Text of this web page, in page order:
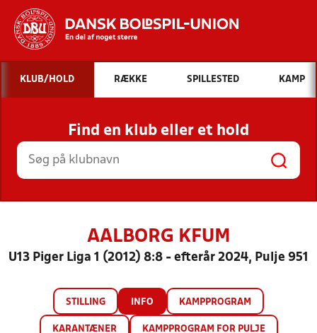
Hvad vil du søge efter?
INDHOLD OG NYHEDER
STILLINGER, RESULTATER, KLUBBER OG
HOLD
KLUB/HOLD RÆKKE SPILLESTED KAMP
Find en klub eller et hold
AALBORG KFUM
U13 Piger Liga 1 (2012) 8:8 - efterår 2024, Pulje 951
STILLING INFO KAMPPROGRAM
KARANTÆNER KAMPPROGRAM FOR PULJE